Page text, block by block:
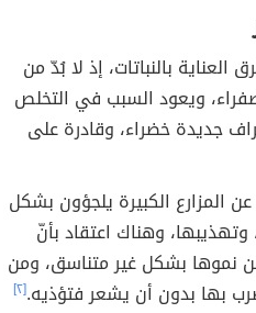
بالنباتات، إذ لا بُدّ من
ويعود السبب في التخلص
جديدة خضراء، وقادرة على
المزارع الكبيرة يلجؤون بشكل
وهناك اعتقاد بأنّ
نموها بشكل غير متناسق، ومن
بها بدون أن يشعر فتؤذيه.[٢]